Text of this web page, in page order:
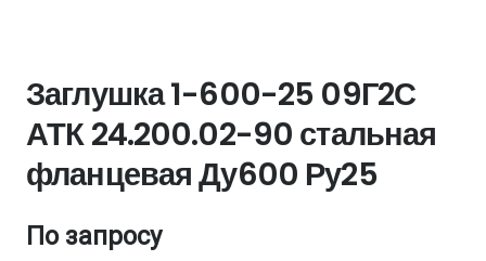
Заглушка 1-600-25 09Г2С
АТК 24.200.02-90 стальная
фланцевая Ду600 Ру25
По запросу